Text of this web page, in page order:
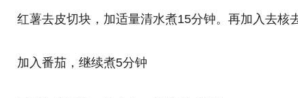
红薯去皮切块，加适量清水煮15分钟。再加入去核
加入番茄，继续煮5分钟